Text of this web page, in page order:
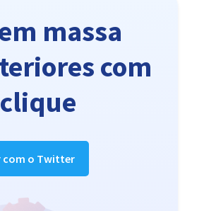
massa
com
com o Twitter